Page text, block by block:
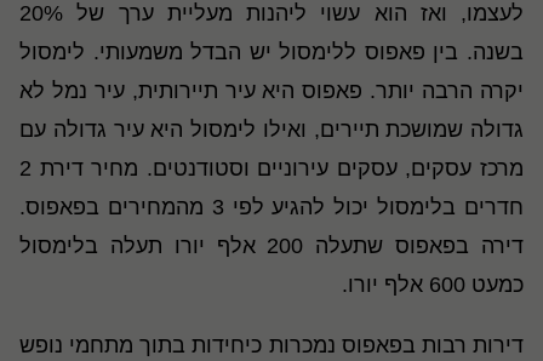
לעצמו, ואז הוא עשוי ליהנות מעליית ערך של 20%
בשנה. בין פאפוס ללימסול יש הבדל משמעותי. לימסול
יקרה הרבה יותר. פאפוס היא עיר תיירותית, עיר נמל לא
גדולה שמושכת תיירים, ואילו לימסול היא עיר גדולה עם
מרכז עסקים, עסקים עירוניים וסטודנטים. מחיר דירת 2
חדרים בלימסול יכול להגיע לפי 3 מהמחירים בפאפוס.
דירה בפאפוס שתעלה 200 אלף יורו תעלה בלימסול
כמעט 600 אלף יורו.
דירות רבות בפאפוס נמכרות כיחידות בתוך מתחמי נופש